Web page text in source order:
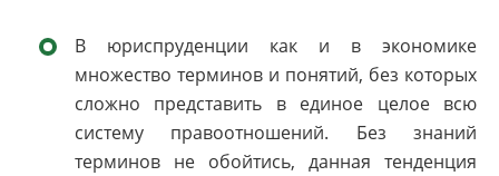
В юриспруденции как и в экономике
множество терминов и понятий, без которых
сложно представить в единое целое всю
систему правоотношений. Без знаний
терминов не обойтись, данная тенденция